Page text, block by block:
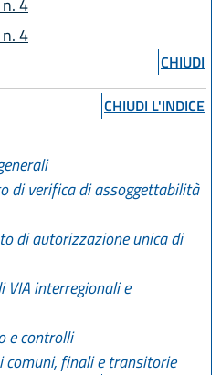
4
4
CHIUDI
CHIUDI L'INDICE
di verifica di assoggettabilità
di autorizzazione unica di
VIA interregionali e
e controlli
comuni, finali e transitorie